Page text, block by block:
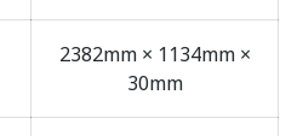
2382mm × 1134mm ×
30mm